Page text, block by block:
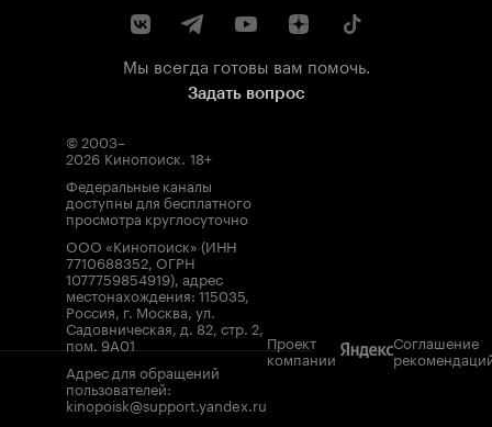
Мы всегда готовы вам помочь.
Задать вопрос
© 2003–
2026 Кинопоиск. 18+
Федеральные каналы
доступны для бесплатного
просмотра круглосуточно
ООО «Кинопоиск» (ИНН
7710688352, ОГРН
1077759854919), адрес
местонахождения: 115035,
Россия, г. Москва, ул.
Садовническая, д. 82, стр. 2,
пом. 9А01
Адрес для обращений
пользователей:
kinopoisk@support.yandex.ru
Проект
компании
Соглашение